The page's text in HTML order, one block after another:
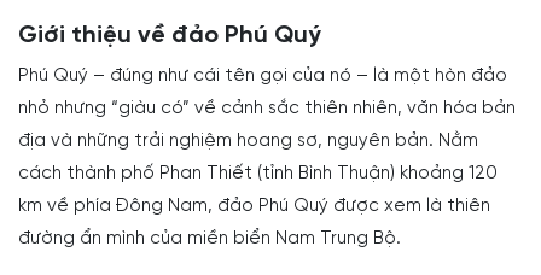
Giới thiệu về đảo Phú Quý
Phú Quý – đúng như cái tên gọi của nó – là một hòn đảo
nhỏ nhưng “giàu có” về cảnh sắc thiên nhiên, văn hóa bản
địa và những trải nghiệm hoang sơ, nguyên bản. Nằm
cách thành phố Phan Thiết (tỉnh Bình Thuận) khoảng 120
km về phía Đông Nam, đảo Phú Quý được xem là thiên
đường ẩn mình của miền biển Nam Trung Bộ.